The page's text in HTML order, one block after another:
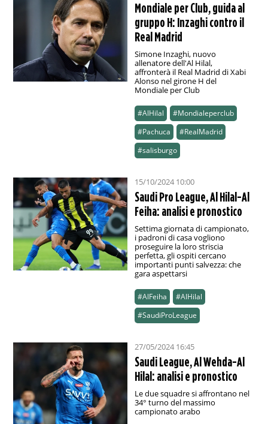
Mondiale per Club, guida al
gruppo H: Inzaghi contro il
Real Madrid
Simone Inzaghi, nuovo
allenatore dell'Al Hilal,
affronterà il Real Madrid di Xabi
Alonso nel girone H del
Mondiale per Club
#AlHilal
#Mondialeperclub
#Pachuca
#RealMadrid
#salisburgo
15/10/2024 10:00
Saudi Pro League, Al Hilal-Al
Feiha: analisi e pronostico
Settima giornata di campionato,
i padroni di casa vogliono
proseguire la loro striscia
perfetta, gli ospiti cercano
importanti punti salvezza: che
gara aspettarsi
#AlFeiha
#AlHilal
#SaudiProLeague
27/05/2024 16:45
Saudi League, Al Wehda-Al
Hilal: analisi e pronostico
Le due squadre si affrontano nel
34° turno del massimo
campionato arabo